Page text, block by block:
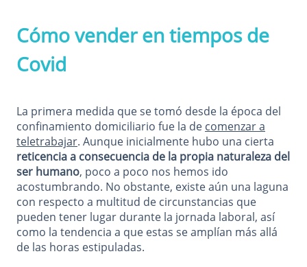
Cómo vender en tiempos de
Covid
La primera medida que se tomó desde la época del
confinamiento domiciliario fue la de comenzar a
teletrabajar. Aunque inicialmente hubo una cierta
reticencia a consecuencia de la propia naturaleza del
ser humano, poco a poco nos hemos ido
acostumbrando. No obstante, existe aún una laguna
con respecto a multitud de circunstancias que
pueden tener lugar durante la jornada laboral, así
como la tendencia a que estas se amplían más allá
de las horas estipuladas.